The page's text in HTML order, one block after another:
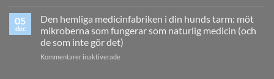
vad
det?
05
dec
Den hemliga medicinfabriken i din hunds tarm: möt
mikroberna som fungerar som naturlig medicin (och
de som inte gör det)
Kommentarer inaktiverade